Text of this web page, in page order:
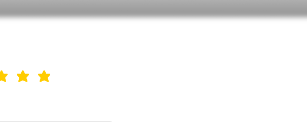
la calificación promedio es 5 de 5